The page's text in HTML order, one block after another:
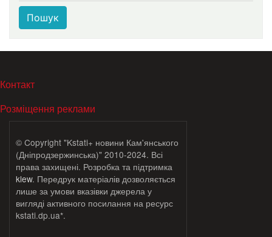
Пошук
МЕНЮ В ПОДВАЛЕ
Контакт
Розміщення реклами
© Copyright "Kstati+ новини Кам'янського
(Дніпродзержинська)" 2010-2024. Всі
права захищені. Розробка та підтримка
klew. Передрук матеріалів дозволяється
лише за умови вказівки джерела у
вигляді активного посилання на ресурс
kstati.dp.ua*.